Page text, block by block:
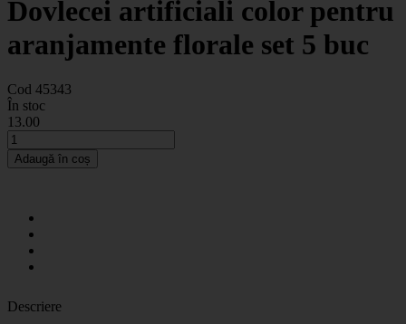
Dovlecei artificiali color pentru
aranjamente florale set 5 buc
Cod 45343
În stoc
13.00
Adaugă în coș
Descriere